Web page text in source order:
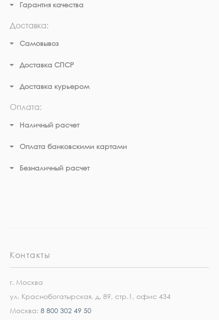
Гарантия качества
Доставка:
Самовывоз
Доставка СПСР
Доставка курьером
Оплата:
Наличный расчет
Оплата банковскими картами
Безналичный расчет
Контакты
г. Москва
ул. Краснобогатырская, д. 89, стр.1, офис 434
Москва: 8 800 302 49 50